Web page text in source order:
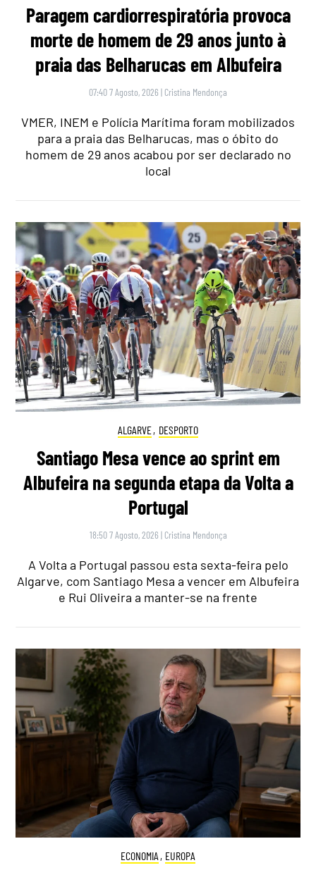
Paragem cardiorrespiratória provoca
morte de homem de 29 anos junto à
praia das Belharucas em Albufeira
07:40 7 Agosto, 2026 | Cristina Mendonça
VMER, INEM e Polícia Marítima foram mobilizados
para a praia das Belharucas, mas o óbito do
homem de 29 anos acabou por ser declarado no
local
ALGARVE, DESPORTO
Santiago Mesa vence ao sprint em
Albufeira na segunda etapa da Volta a
Portugal
18:50 7 Agosto, 2026 | Cristina Mendonça
A Volta a Portugal passou esta sexta-feira pelo
Algarve, com Santiago Mesa a vencer em Albufeira
e Rui Oliveira a manter-se na frente
ECONOMIA , EUROPA